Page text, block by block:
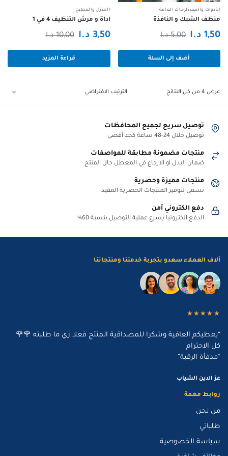
الأدوات والمستلزمات العامة
منظف الشبك و النافذة
5,00 د.االسعر
الأصلي
هو:
1,50 د.ا
السعر
الحالي
هو:
أضف إلى السلة
المنزل والمطبخ
اداة و مرش التنظيف 4 في 1
10,00 د.االسعر
الأصلي
هو:
3,50 د.ا
السعر
الحالي
هو:
قراءة المزيد
عرض ⁦4⁩ من كل النتائج
توصيل سريع لجميع المحافظات
توصيل خلال 24-48 ساعة كحد أقصى
منتجات مضمونة مطابقة للمواصفات
ضمان البدل او الارجاع في المعطل حال المنتج
منتجات مميزة وحصرية
نسعى لتوفير المنتجات الحصرية المفيد
دفع الكتروني آمن
الدفع الكترونيا يسرع عملية التوصيل بنسبة 60%
آلاف العملاء سعدو بتجربة خدمتنا ومنتجاتنا
★★★★★
“يعطيكم العافية وشكرا للمصداقية المنتج فعلا زي ما طلبته 🌹🌹
كل الاحترام
“مدفأة الرقبة”
عز الدين الشياب
روابط مهمة
من نحن
طلباتي
سياسة الخصوصية